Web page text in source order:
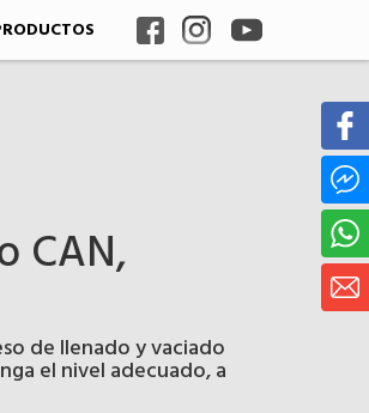
CAN,
de llenado y vaciado
el nivel adecuado, a